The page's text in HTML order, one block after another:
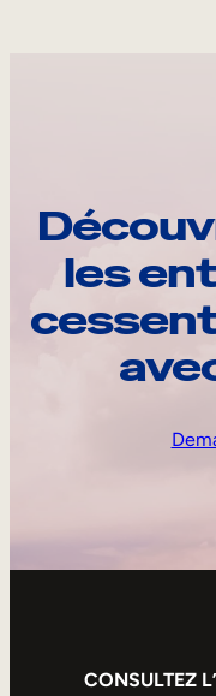
les
CONSULTEZ